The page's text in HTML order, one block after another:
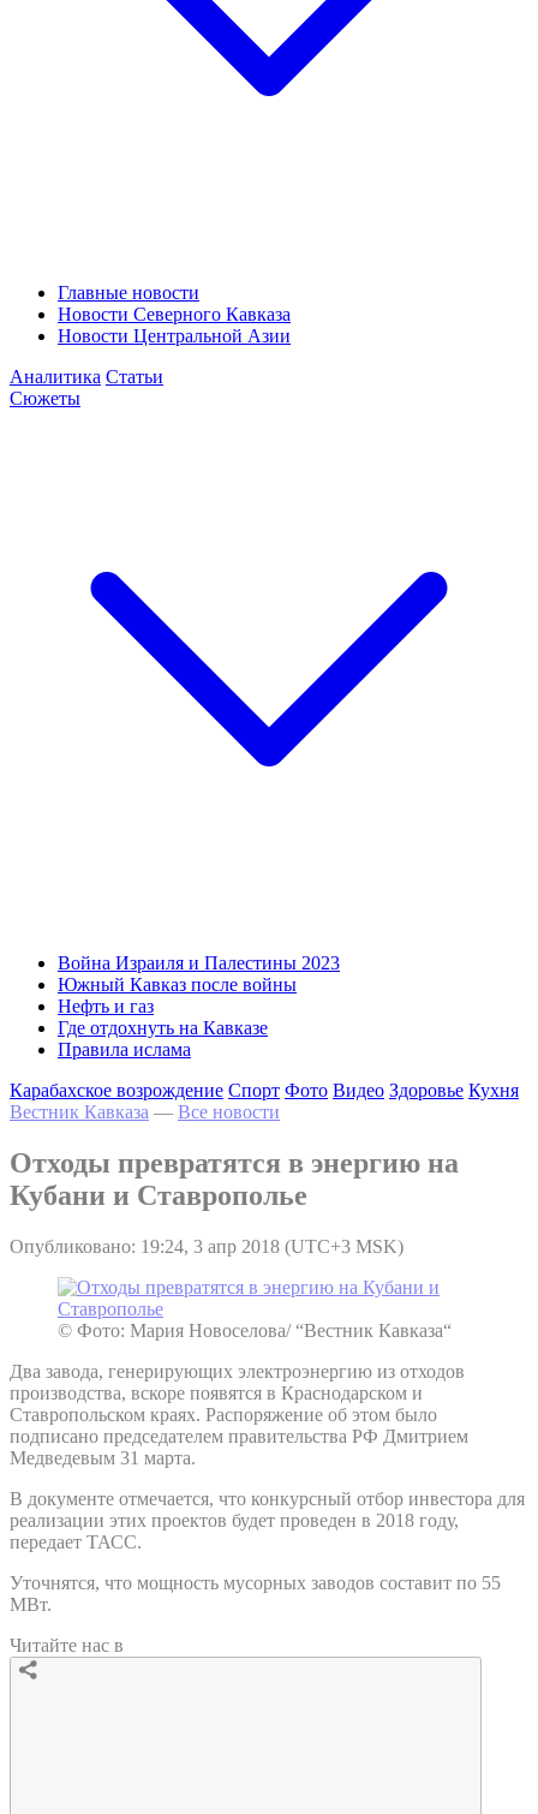
Главные новости
Новости Северного Кавказа
Новости Центральной Азии
Аналитика Статьи
Сюжеты
Война Израиля и Палестины 2023
Южный Кавказ после войны
Нефть и газ
Где отдохнуть на Кавказе
Правила ислама
Карабахское возрождение Спорт Фото Видео Здоровье Кухня
Вестник Кавказа — Все новости
Отходы превратятся в энергию на
Кубани и Ставрополье
Опубликовано: 19:24, 3 апр 2018 (UTC+3 MSK)
© Фото: Мария Новоселова/ “Вестник Кавказа“
Два завода, генерирующих электроэнергию из отходов
производства, вскоре появятся в Краснодарском и
Ставропольском краях. Распоряжение об этом было
подписано председателем правительства РФ Дмитрием
Медведевым 31 марта.
В документе отмечается, что конкурсный отбор инвестора для
реализации этих проектов будет проведен в 2018 году,
передает ТАСС.
Уточнятся, что мощность мусорных заводов составит по 55
МВт.
Читайте нас в